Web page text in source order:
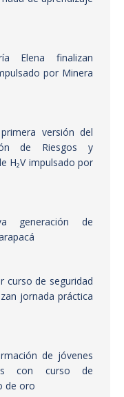
Elena finalizan
por Minera
versión del
de Riesgos y
H₂V impulsado por
generación de
curso de seguridad
jornada práctica
de jóvenes
con curso de
de oro